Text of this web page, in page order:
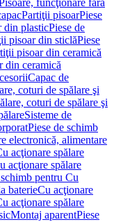
funcţionare fără
Partiţii pisoarPiese
din plasticPiese de
pisoar din sticlăPiese
pisoar din ceramică
din ceramică
Capac de
coturi de spălare şi
coturi de spălare şi
Sisteme de
Piese de schimb
electronică, alimentare
acţionare spălare
acţionare spălare
pentru Cu
baterieCu acţionare
acţionare spălare
Montaj aparentPiese